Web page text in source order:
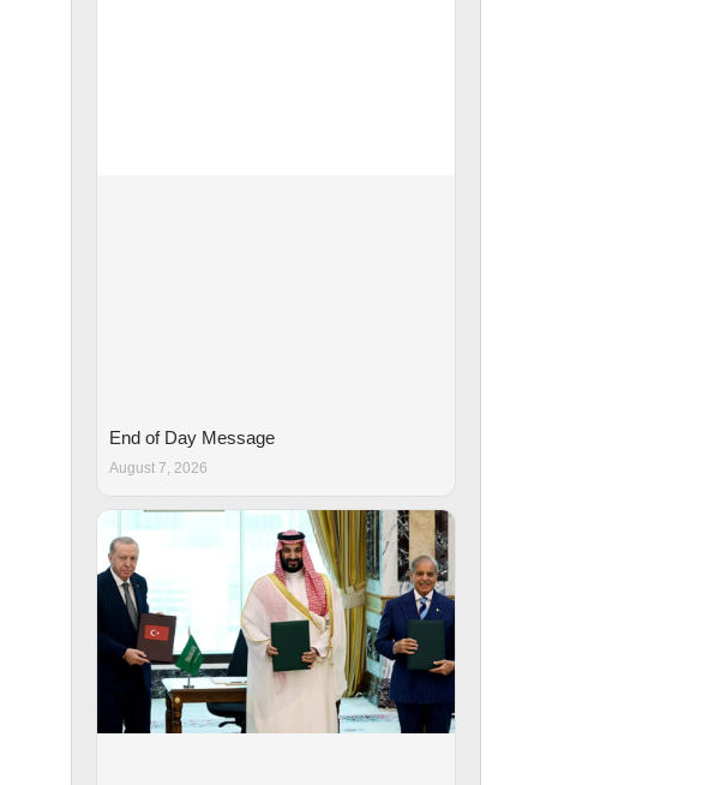
End of Day Message
August 7, 2026